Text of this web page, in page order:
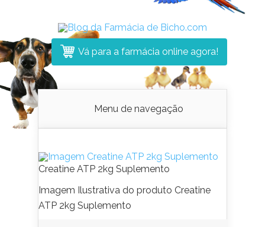
Vá para a farmácia online agora!
Menu de navegação
Creatine ATP 2kg Suplemento
Imagem Ilustrativa do produto Creatine
ATP 2kg Suplemento